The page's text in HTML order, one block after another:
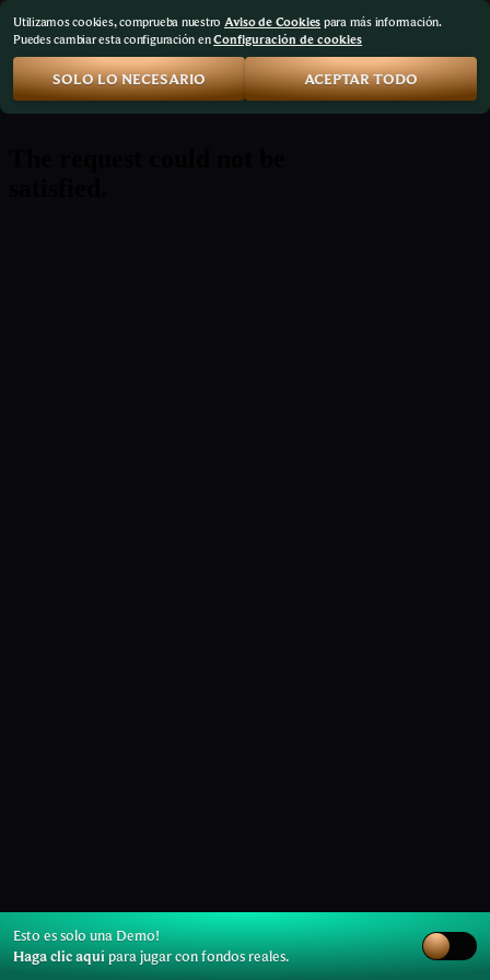
Esto es solo una Demo!
Haga clic aquípara jugar con fondos reales.
Utilizamos cookies, comprueba nuestro Aviso de Cookies para más información.
Puedes cambiar esta configuración enConfiguración de cookies
SOLO LO NECESARIO ACEPTAR TODO